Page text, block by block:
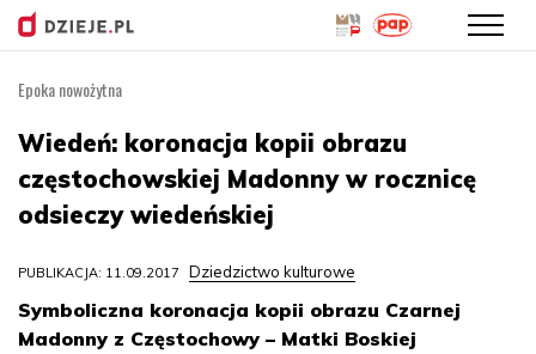
treści
Epoka nowożytna
Wiedeń: koronacja kopii obrazu
częstochowskiej Madonny w rocznicę
odsieczy wiedeńskiej
PUBLIKACJA: 11.09.2017 Dziedzictwo kulturowe
Symboliczna koronacja kopii obrazu Czarnej
Madonny z Częstochowy – Matki Boskiej